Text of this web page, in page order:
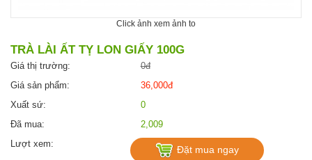
Click ảnh xem ảnh to
TRÀ LÀI ẤT TỴ LON GIẤY 100G
Giá thị trường:
Giá sản phẩm:
Xuất sứ:
Đã mua:
Lượt xem:
0đ
36,000đ
0
2,009
Đặt mua ngay